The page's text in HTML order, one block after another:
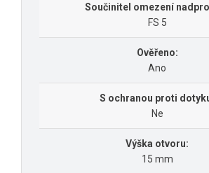
Součinitel omezení
FS 5
Ověřeno:
Ano
S ochranou proti
Ne
Výška otvoru:
15 mm